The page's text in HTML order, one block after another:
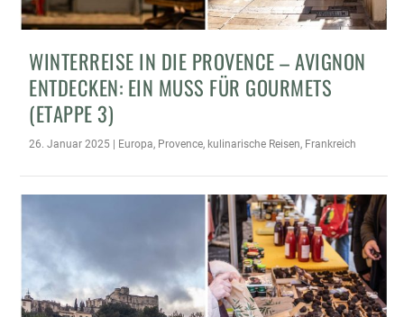
WINTERREISE IN DIE PROVENCE – AVIGNON
ENTDECKEN: EIN MUSS FÜR GOURMETS
(ETAPPE 3)
26. Januar 2025 Europa, Provence, kulinarische Reisen, Frankreich